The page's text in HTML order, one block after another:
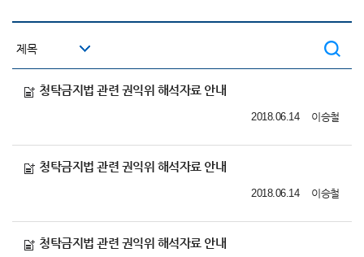
청탁금지법 관련 권익위 해석자료 안내
이승철
2018.06.14
청탁금지법 관련 권익위 해석자료 안내
이승철
2018.06.14
청탁금지법 관련 권익위 해석자료 안내